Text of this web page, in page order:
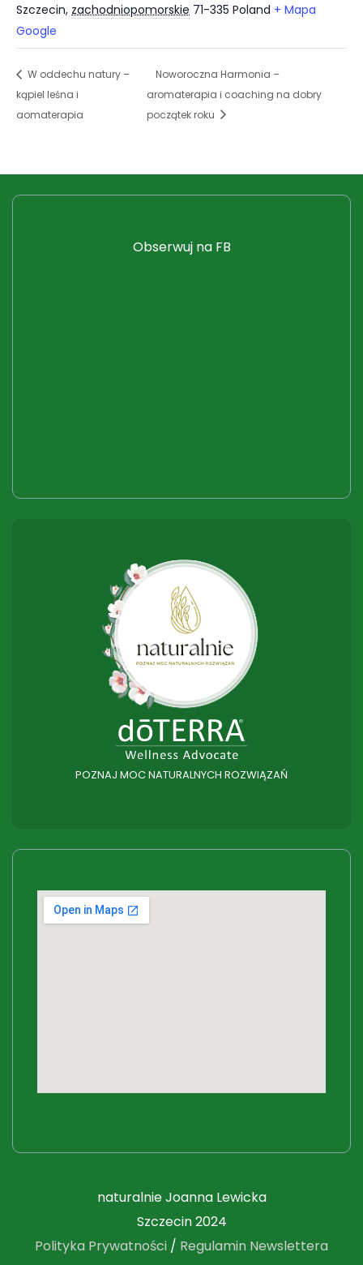
Szczecin, zachodniopomorskie 71-335 Poland + Mapa
Google
W oddechu natury –
kąpiel leśna i
aomaterapia
Noworoczna Harmonia –
aromaterapia i coaching na dobry
początek roku
Obserwuj na FB
POZNAJ MOC NATURALNYCH ROZWIĄZAŃ
naturalnie Joanna Lewicka
Szczecin 2024
Polityka Prywatności / Regulamin Newslettera